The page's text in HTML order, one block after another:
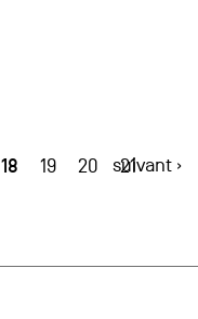
18 19 20 21
suivant ›